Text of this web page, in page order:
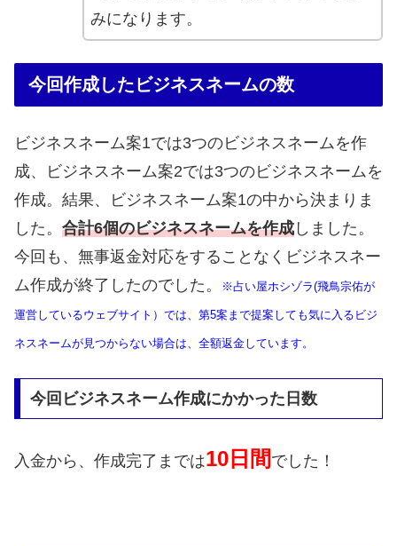
みになります。
今回作成したビジネスネームの数
ビジネスネーム案1では3つのビジネスネームを作
成、ビジネスネーム案2では3つのビジネスネームを
作成。結果、ビジネスネーム案1の中から決まりま
した。 合計6個のビジネスネームを作成 しました。
今回も、無事返金対応をすることなくビジネスネー
ム作成が終了したのでした。
※占い屋ホシゾラ(飛鳥宗佑が
運営しているウェブサイト）では、第5案まで提案しても気に入るビジ
ネスネームが見つからない場合は、全額返金しています。
今回ビジネスネーム作成にかかった日数
入金から、作成完了までは10 日間 でした！